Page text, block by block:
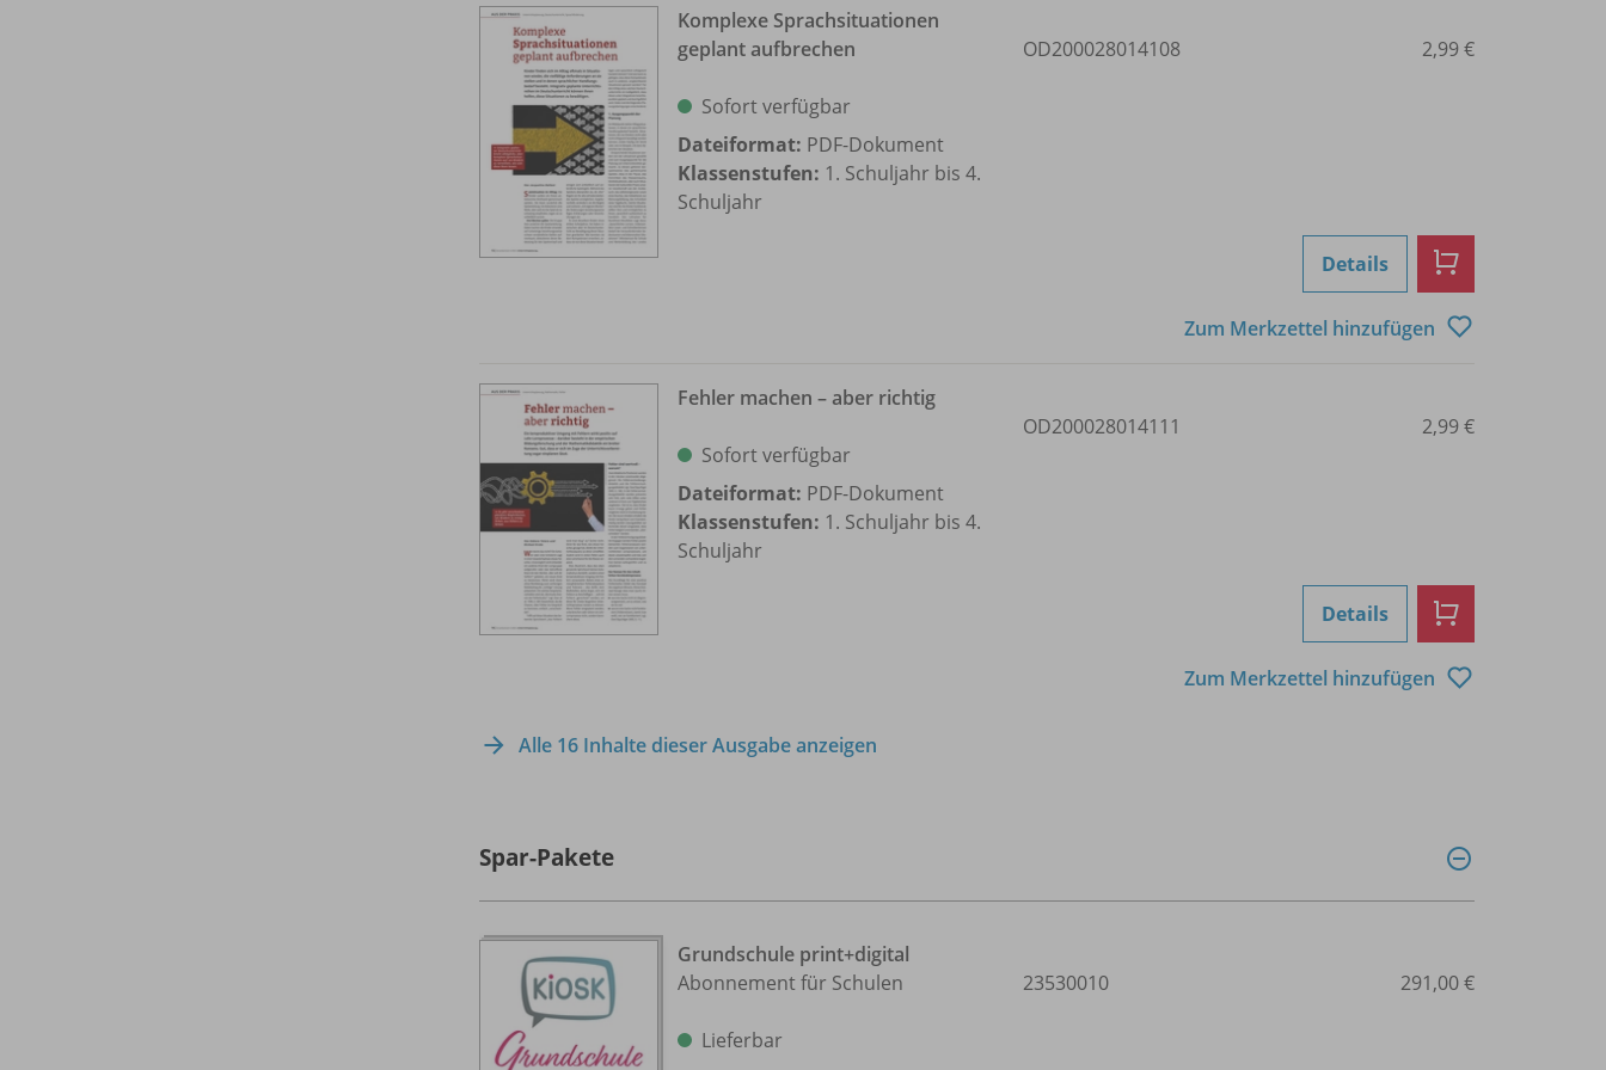
Komplexe Sprachsituationen
geplant aufbrechen
Sofort verfügbar
Dateiformat: PDF-Dokument
Klassenstufen: 1. Schuljahr bis 4.
Schuljahr
OD200028014108 2,99 €
Details
Zum Merkzettel hinzufügen
Fehler machen – aber richtig
Sofort verfügbar
Dateiformat: PDF-Dokument
Klassenstufen: 1. Schuljahr bis 4.
Schuljahr
OD200028014111 2,99 €
Details
Zum Merkzettel hinzufügen
Alle 16 Inhalte dieser Ausgabe anzeigen
Spar-Pakete
Grundschule print+digital
Abonnement für Schulen
Lieferbar
23530010 291,00 €